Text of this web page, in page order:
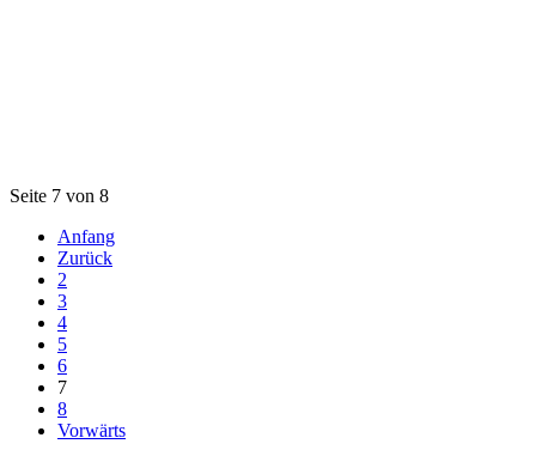
Seite 7 von 8
Anfang
Zurück
2
3
4
5
6
7
8
Vorwärts